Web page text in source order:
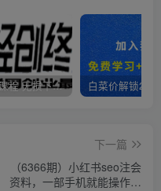
全网VIP课程 无损下载~
下一篇
（6366期）小红书seo注会
资料，一部手机就能操作，